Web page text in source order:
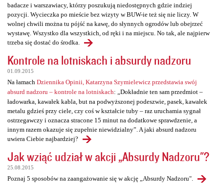
badacze i warszawiacy, którzy poszukują niedostępnych gdzie indziej
pozycji. Wycieczka po mieście bez wizyty w BUW-ie też się nie liczy. W
wolnej chwili można tu pójść na kawę, do słynnych ogrodów lub obejrzeć
wystawę. Wszystko dla wszystkich, od ręki i na miejscu. No tak, ale najpierw
trzeba się dostać do środka.
Kontrole na lotniskach i absurdy nadzoru
01.09.2015
Na łamach Dziennika Opinii, Katarzyna Szymielewicz przedstawia swój
absurd nadzoru – kontrole na lotniskach: „Dokładnie ten sam przedmiot –
ładowarka, kawałek kabla, but na podwyższonej podeszwie, pasek, kawałek
metalu gdzieś przy ciele, czy coś w kształcie tuby – raz uruchamia sygnał
ostrzegawczy i oznacza stracone 15 minut na dodatkowe sprawdzenie, a
innym razem okazuje się zupełnie niewidzialny”. A jaki absurd nadzoru
uwiera Ciebie najbardziej?
Jak wziąć udział w akcji „Absurdy Nadzoru"?
25.08.2015
Poznaj 5 sposobów na zaangażowanie się w akcję „Absurdy Nadzoru".